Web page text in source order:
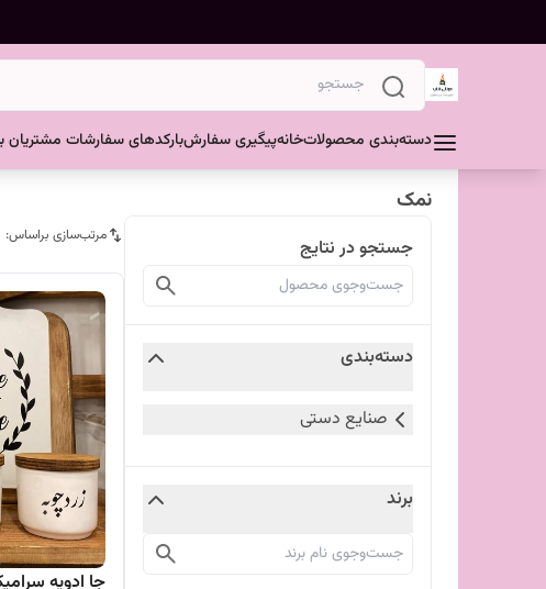
دسته‌بندی محصولاتخانهپیگیری سفارشبارکدهای سفارشات مشتریان
نمک
جستجو در نتایج
دسته‌بندی
صنایع دستی
برند
مرتب‌سازی براساس: